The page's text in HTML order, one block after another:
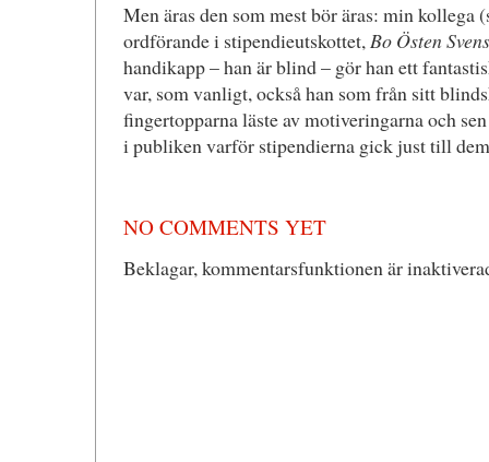
Men äras den som mest bör äras: min
ordförande i stipendieutskottet,Bo Östen
handikapp – han är blind – gör han ett
var, som vanligt, också han som från sitt
fingertopparna läste av motiveringarna och
i publiken varför stipendierna gick just till
NO COMMENTS YET
Beklagar, kommentarsfunktionen är